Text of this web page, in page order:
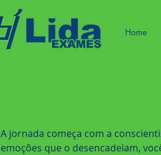
Home
A jornada começa com a
emoções que o desencadeiam,